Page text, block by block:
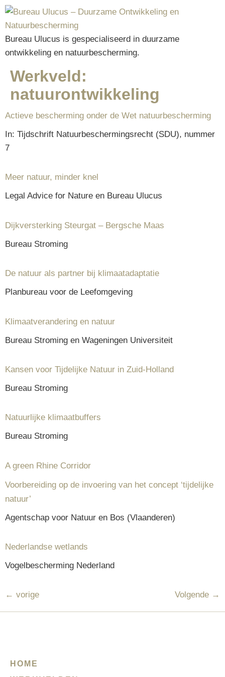
Bureau Ulucus is gespecialiseerd in duurzame
ontwikkeling en natuurbescherming.
Werkveld:
natuurontwikkeling
Actieve bescherming onder de Wet natuurbescherming
In: Tijdschrift Natuurbeschermingsrecht (SDU), nummer
7
Meer natuur, minder knel
Legal Advice for Nature en Bureau Ulucus
Dijkversterking Steurgat – Bergsche Maas
Bureau Stroming
De natuur als partner bij klimaatadaptatie
Planbureau voor de Leefomgeving
Klimaatverandering en natuur
Bureau Stroming en Wageningen Universiteit
Kansen voor Tijdelijke Natuur in Zuid-Holland
Bureau Stroming
Natuurlijke klimaatbuffers
Bureau Stroming
A green Rhine Corridor
Voorbereiding op de invoering van het concept ‘tijdelijke
natuur’
Agentschap voor Natuur en Bos (Vlaanderen)
Nederlandse wetlands
Vogelbescherming Nederland
← vorige Volgende →
HOME